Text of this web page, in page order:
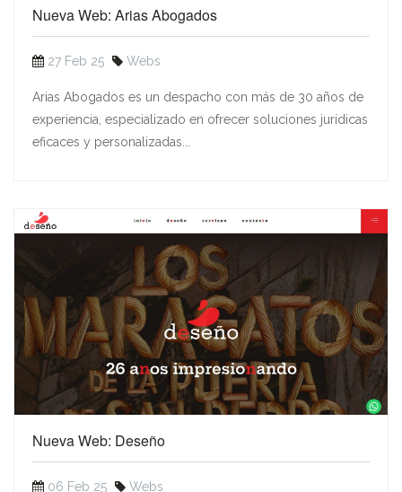
Nueva Web: Arias Abogados
27 Feb 25 Webs
Arias Abogados es un despacho con más de 30 años de
experiencia, especializado en ofrecer soluciones jurídicas
eficaces y personalizadas...
Nueva Web: Deseño
06 Feb 25 Webs